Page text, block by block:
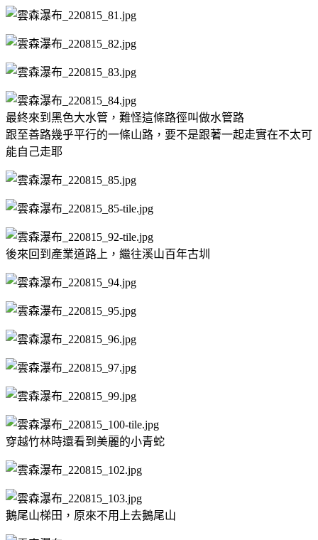
最終來到黑色大水管，難怪這條路徑叫做水管路
跟至善路幾乎平行的一條山路，要不是跟著一起走實在不太可
能自己走耶
後來回到產業道路上，繼往溪山百年古圳
穿越竹林時還看到美麗的小青蛇
鵝尾山梯田，原來不用上去鵝尾山